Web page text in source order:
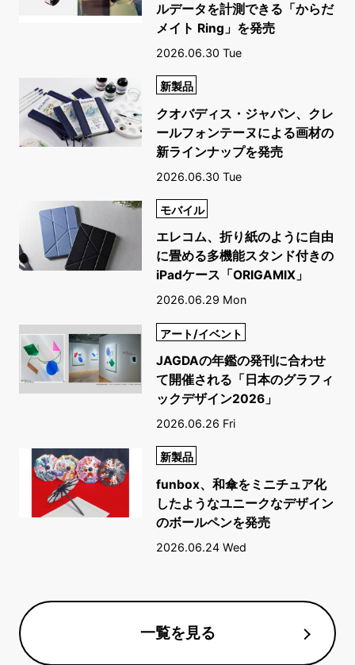
ルデータを計測できる「からだ
メイト Ring」を発売
2026.06.30 Tue
新製品
クオバディス・ジャパン、クレ
ールフォンテーヌによる画材の
新ラインナップを発売
2026.06.30 Tue
モバイル
エレコム、折り紙のように自由
に畳める多機能スタンド付きの
iPadケース「ORIGAMIX」
2026.06.29 Mon
アート/イベント
JAGDAの年鑑の発刊に合わせ
て開催される「日本のグラフィ
ックデザイン2026」
2026.06.26 Fri
新製品
funbox、和傘をミニチュア化
したようなユニークなデザイン
のボールペンを発売
2026.06.24 Wed
一覧を見る